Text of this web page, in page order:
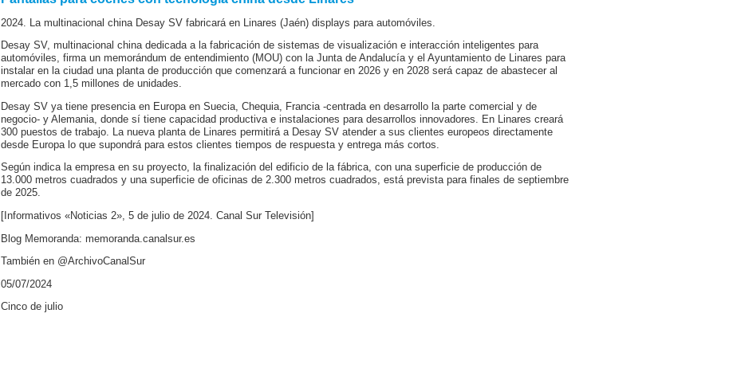
2024. La multinacional china Desay SV fabricará en Linares (Jaén) displays para automóviles.
Desay SV, multinacional china dedicada a la fabricación de sistemas de visualización e interacción inteligentes para
automóviles, firma un memorándum de entendimiento (MOU) con la Junta de Andalucía y el Ayuntamiento de Linares para
instalar en la ciudad una planta de producción que comenzará a funcionar en 2026 y en 2028 será capaz de abastecer al
mercado con 1,5 millones de unidades.
Desay SV ya tiene presencia en Europa en Suecia, Chequia, Francia -centrada en desarrollo la parte comercial y de
negocio- y Alemania, donde sí tiene capacidad productiva e instalaciones para desarrollos innovadores. En Linares creará
300 puestos de trabajo. La nueva planta de Linares permitirá a Desay SV atender a sus clientes europeos directamente
desde Europa lo que supondrá para estos clientes tiempos de respuesta y entrega más cortos.
Según indica la empresa en su proyecto, la finalización del edificio de la fábrica, con una superficie de producción de
13.000 metros cuadrados y una superficie de oficinas de 2.300 metros cuadrados, está prevista para finales de septiembre
de 2025.
[Informativos «Noticias 2», 5 de julio de 2024. Canal Sur Televisión]
Blog Memoranda: memoranda.canalsur.es
También en @ArchivoCanalSur
05/07/2024
Cinco de julio